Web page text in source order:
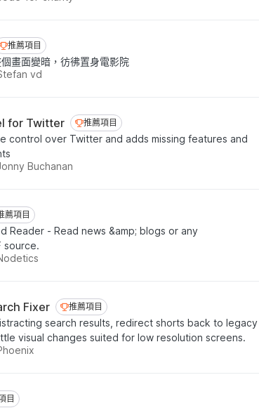
推薦項目
推薦項目
畫面變暗，彷彿置身電影院
vd
for Twitter 推薦項目
推薦項目
control over Twitter and adds missing features and
Buchanan
項目
薦項目
Reader - Read news &amp; blogs or any
source.
Fixer 推薦項目
推薦項目
search results, redirect shorts back to legacy
visual changes suited for low resolution screens.
目
目